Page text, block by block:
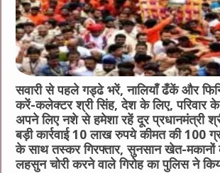
सवारी से पहले गड्ढे भरें, नालियाँ ढँकें और
करें-कलेक्टर श्री सिंह, देश के लिए, परिवार
अपने लिए नशे से हमेशा रहें दूर प्रधानमंत्री
बड़ी कार्रवाई 10 लाख रुपये कीमत की 100
के साथ तस्कर गिरफ्तार, सुनसान खेत-मकानों
लहसुन चोरी करने वाले गिरोह का पुलिस ने